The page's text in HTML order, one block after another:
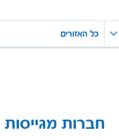
כל האזורים
חברות מגייסות